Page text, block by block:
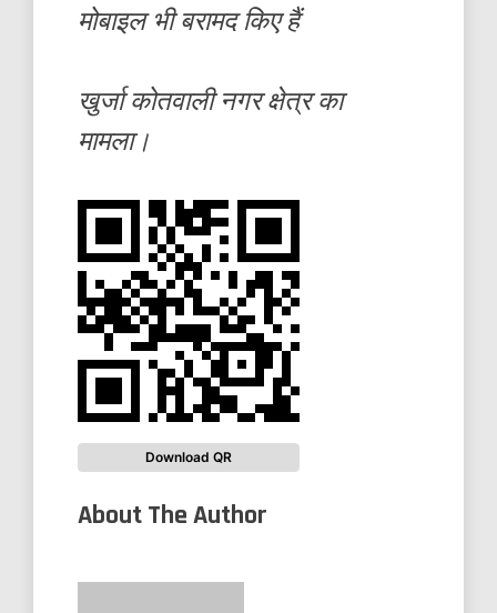
मोबाइल भी बरामद किए हैं
खुर्जा कोतवाली नगर क्षेत्र का
मामला।
Download QR
About The Author